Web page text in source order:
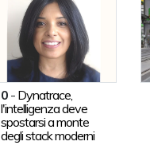
0- Dynatrace,
l'intelligenza deve
spostarsi a monte
degli stack moderni